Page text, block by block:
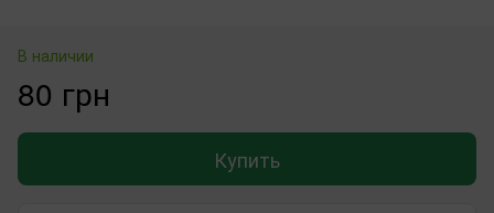
В наличии
80 грн
Купить